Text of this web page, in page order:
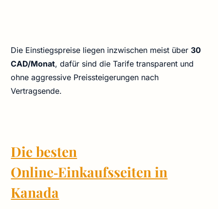
Die Einstiegspreise liegen inzwischen meist über30
CAD/Monat, dafür sind die Tarife transparent und
ohne aggressive Preissteigerungen nach
Vertragsende.
Die besten
Online‑Einkaufsseiten in
Kanada